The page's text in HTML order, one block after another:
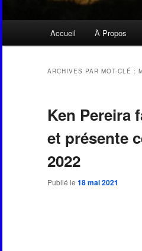
Accueil À Propos
ARCHIVES PAR MOT-CLÉ :
Ken Pereira
et présente
2022
Publié le 18 mai 2021